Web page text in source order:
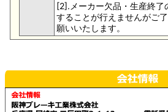
[2].メーカー欠品・生産終了
することが行えませんがご
願いいたします。